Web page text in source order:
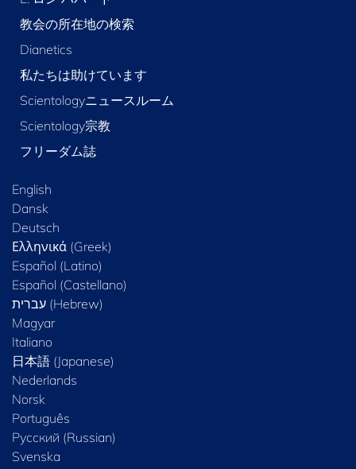
教会の所在地の検索
Dianetics
私たちは助けています
Scientologyニュースルーム
Scientology宗教
フリーダム誌
English
Dansk
Deutsch
Ελληνικά (Greek)
Español (Latino)
Español (Castellano)
Magyar
Italiano
日本語 (Japanese)
Nederlands
Norsk
Português
Русский (Russian)
Svenska